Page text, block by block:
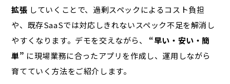
拡張 していくことで、過剰スペックによるコスト負担
や、既存SaaSでは対応しきれないスペック不足を解消し
やすくなります。デモを交えながら、 “早い・安い・簡
単” に現場業務に合ったアプリを作成し、運用しながら
育てていく方法をご紹介します。